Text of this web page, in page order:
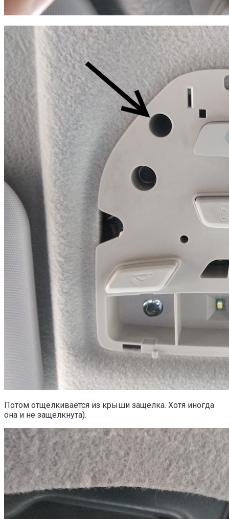
Потом отщелкивается из крыши защелка. Хотя иногда
она и не защелкнута).